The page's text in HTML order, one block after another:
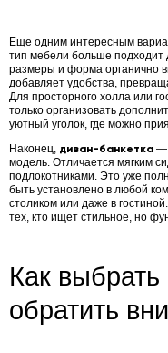
Еще одним интересным
тип мебели больше подходит
размеры и форма органично
добавляет удобства,
Для просторного холла или
только организовать
уютный уголок, где можно
Наконец, диван-банкетка —
модель. Отличается мягким
подлокотниками. Это уже
быть установлено в любой
столиком или даже в
тех, кто ищет стильное, но
Как выбрать
обратить